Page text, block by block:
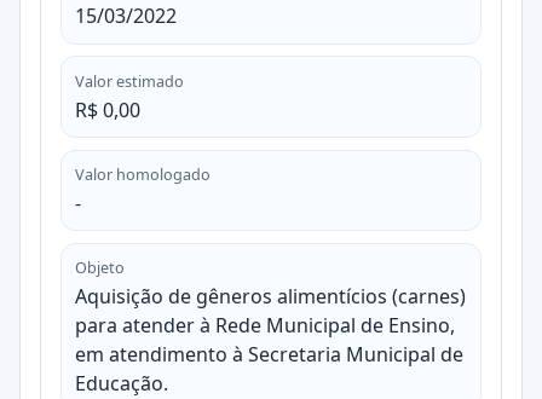
15/03/2022
Valor estimado
R$ 0,00
Valor homologado
-
Objeto
Aquisição de gêneros alimentícios (carnes)
para atender à Rede Municipal de Ensino,
em atendimento à Secretaria Municipal de
Educação.